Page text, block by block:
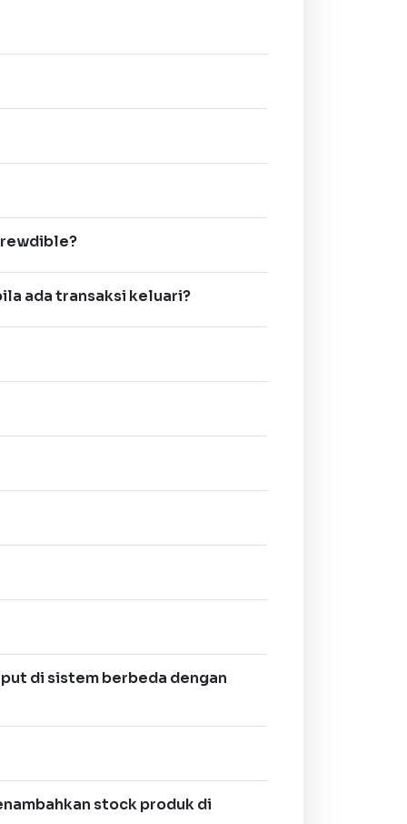
ada transaksi keluari?
di sistem berbeda dengan
stock produk di